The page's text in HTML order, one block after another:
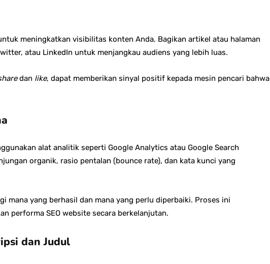
meningkatkan visibilitas konten Anda. Bagikan artikel atau halaman
atau LinkedIn untuk menjangkau audiens yang lebih luas.
dan like, dapat memberikan sinyal positif kepada mesin pencari bahwa
alat analitik seperti Google Analytics atau Google Search
organik, rasio pentalan (bounce rate), dan kata kunci yang
mana yang berhasil dan mana yang perlu diperbaiki. Proses ini
performa SEO website secara berkelanjutan.
dan Judul